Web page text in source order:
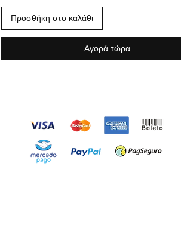
Προσθήκη στο καλάθι
Αγορά τώρα